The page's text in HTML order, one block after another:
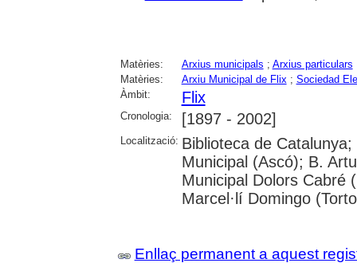
Matèries: Arxius municipals ; Arxius particulars
Matèries:
Arxiu Municipal de Flix ; Sociedad
Àmbit:
Flix
Cronologia: [1897 - 2002]
Localització: Biblioteca de
Municipal (Ascó); B.
Municipal Dolors Cabré
Marcel·lí Domingo
Enllaç permanent a aquest